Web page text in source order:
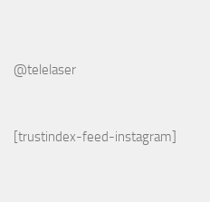
@telelaser
[trustindex-feed-instagram]